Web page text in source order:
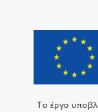
Το έργο